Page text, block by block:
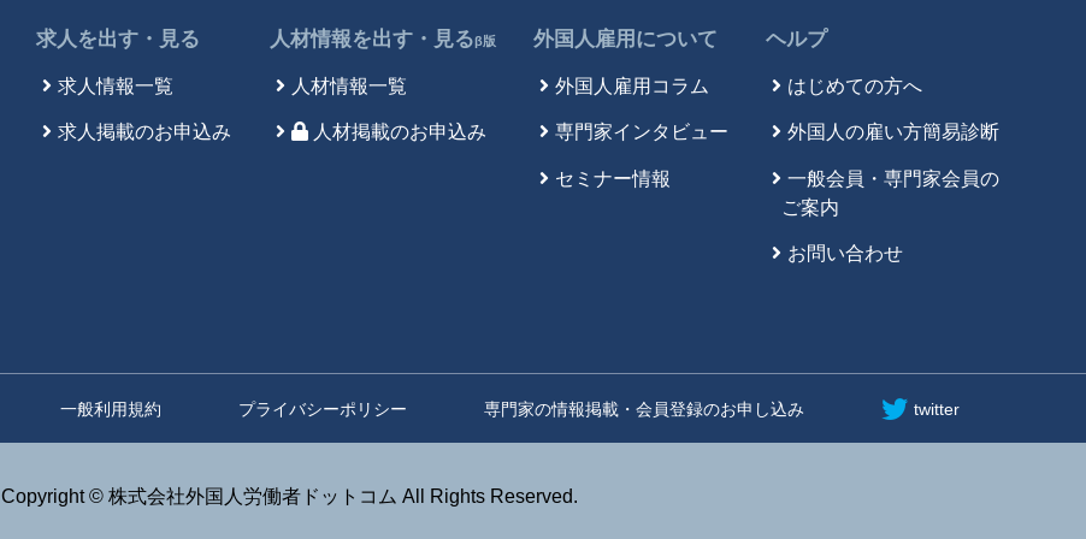
求人を出す・見る
求人情報一覧
求人掲載のお申込み
人材情報を出す・見るβ版
人材情報一覧
人材掲載のお申込み
外国人雇用について
外国人雇用コラム
専門家インタビュー
セミナー情報
ヘルプ
はじめての方へ
外国人の雇い方簡易診断
一般会員・専門家会員の
ご案内
お問い合わせ
一般利用規約 プライバシーポリシー 専門家の情報掲載・会員登録のお申し込み twitter
Copyright © 株式会社外国人労働者ドットコム All Rights Reserved.